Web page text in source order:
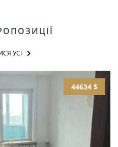
УСІ
44634 $